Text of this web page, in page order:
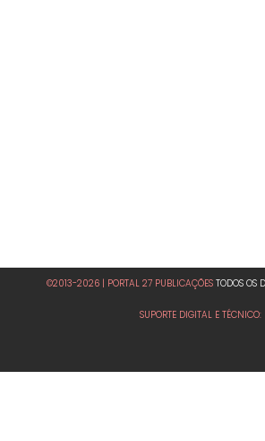
©2013-2026 | PORTAL 27 PUBLICAÇÕES TODOS OS
SUPORTE DIGITAL E TÉCNICO: